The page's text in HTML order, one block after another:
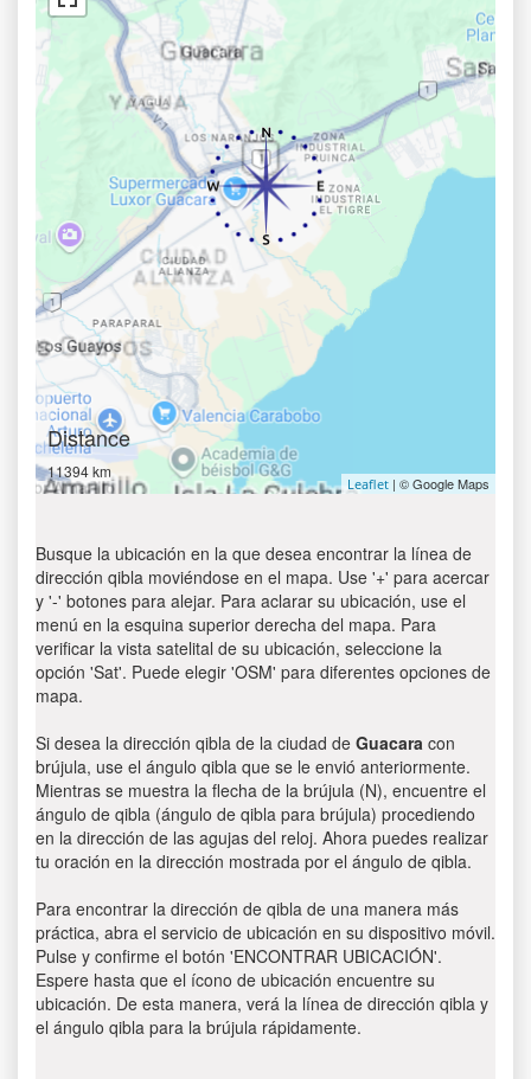
Distance
11394 km
Leaflet | © Google Maps
Busque la ubicación en la que desea encontrar la línea de
dirección qibla moviéndose en el mapa. Use '+' para acercar
y '-' botones para alejar. Para aclarar su ubicación, use el
menú en la esquina superior derecha del mapa. Para
verificar la vista satelital de su ubicación, seleccione la
opción 'Sat'. Puede elegir 'OSM' para diferentes opciones de
mapa.
Si desea la dirección qibla de la ciudad de Guacara con
brújula, use el ángulo qibla que se le envió anteriormente.
Mientras se muestra la flecha de la brújula (N), encuentre el
ángulo de qibla (ángulo de qibla para brújula) procediendo
en la dirección de las agujas del reloj. Ahora puedes realizar
tu oración en la dirección mostrada por el ángulo de qibla.
Para encontrar la dirección de qibla de una manera más
práctica, abra el servicio de ubicación en su dispositivo móvil.
Pulse y confirme el botón 'ENCONTRAR UBICACIÓN'.
Espere hasta que el ícono de ubicación encuentre su
ubicación. De esta manera, verá la línea de dirección qibla y
el ángulo qibla para la brújula rápidamente.